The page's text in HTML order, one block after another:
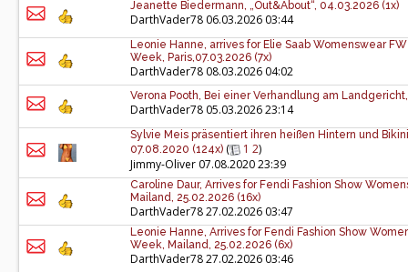
Jeanette Biedermann, „Out&About“, 04.03.2026 (1x)
DarthVader78 06.03.2026 03:44
Leonie Hanne, arrives for Elie Saab Womenswear
Week, Paris,07.03.2026 (7x)
DarthVader78 08.03.2026 04:02
Verona Pooth, Bei einer Verhandlung am
DarthVader78 05.03.2026 23:14
Sylvie Meis präsentiert ihren heißen Hintern und
07.08.2020 (124x) ( 1 2)
Jimmy-Oliver 07.08.2020 23:39
Caroline Daur, Arrives for Fendi Fashion Show
Mailand, 25.02.2026 (16x)
DarthVader7827.02.2026 03:47
Leonie Hanne, Arrives for Fendi Fashion Show
Week, Mailand, 25.02.2026 (6x)
DarthVader7827.02.2026 03:46